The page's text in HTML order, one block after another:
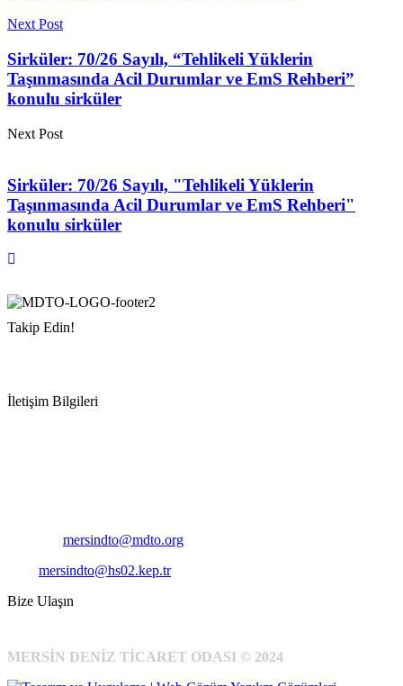
Next Post
Sirküler: 70/26 Sayılı, “Tehlikeli Yüklerin
Taşınmasında Acil Durumlar ve EmS Rehberi”
konulu sirküler
Next Post
Sirküler: 70/26 Sayılı, "Tehlikeli Yüklerin
Taşınmasında Acil Durumlar ve EmS Rehberi"
konulu sirküler
Takip Edin!
İletişim Bilgileri
mersindto@mdto.org
mersindto@hs02.kep.tr
Bize Ulaşın
MERSİN DENİZ TİCARET ODASI © 2024